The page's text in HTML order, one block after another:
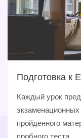
Подготовка к
Каждый урок
пройденного
пробного теста.